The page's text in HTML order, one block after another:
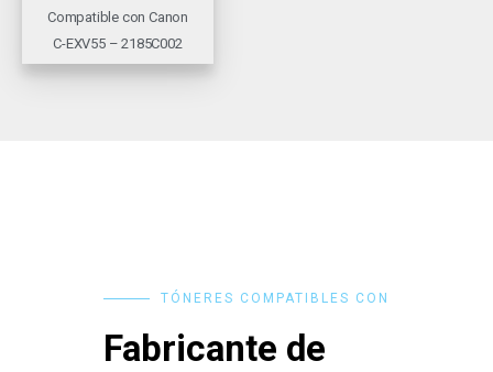
Compatible con Canon
C-EXV55 – 2185C002
TÓNERES COMPATIBLES CON
Fabricante de